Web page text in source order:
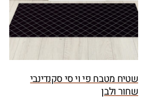
שטיח מטבח פי וי סי סקנדינבי
שחור ולבן